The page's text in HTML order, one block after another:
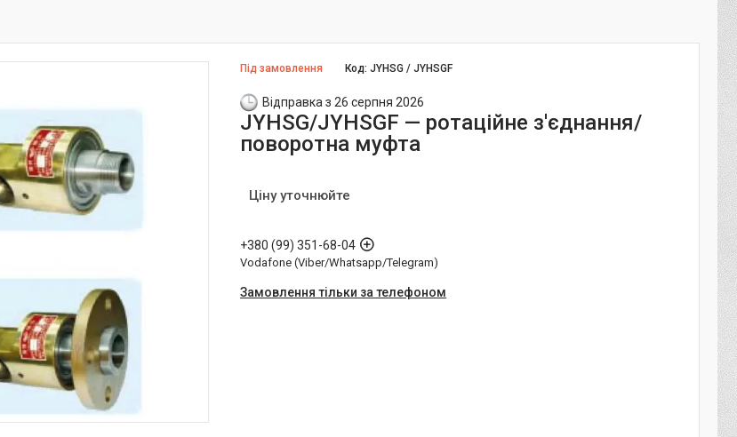
Під замовлення Код:JYHSG / JYHSGF
Відправка з 26 серпня 2026
JYHSG/JYHSGF — ротаційне з'єднання/
поворотна муфта
Ціну уточнюйте
+380 (99) 351-68-04
Vodafone (Viber/Whatsapp/Telegram)
Замовлення тільки за телефоном